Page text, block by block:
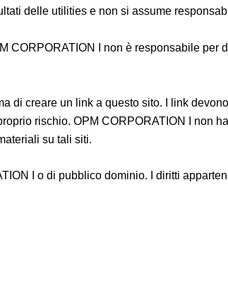
delle utilities e non si assume
CORPORATION I non è responsabile per
di creare un link a questo sito. I link
rischio. OPM CORPORATION I non
su tali siti.
I o di pubblico dominio. I diritti